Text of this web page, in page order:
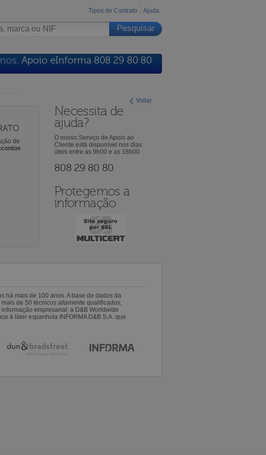
Tipos de Contrato Ajuda
Apoio eInforma 808 29 80 80
Voltar
de
Necessita de
ajuda?
O nosso Serviço de Apoio ao
Cliente está disponível nos dias
úteis entre as 9h00 e as 18h00
808 29 80 80
Protegemos a
informação
há mais de 100 anos. A base de dados da
de 50 técnicos altamente qualificados,
empresarial: a D&B Worldwide
à líder espanhola INFORMA D&B S.A. que